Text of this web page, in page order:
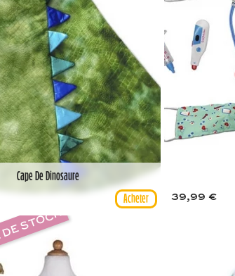
Cape De Dinosaure
39,99 €
STOCK